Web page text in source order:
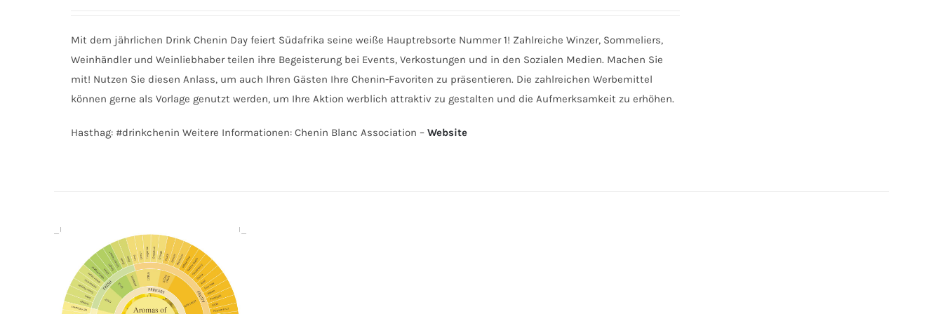
Mit dem jährlichen Drink Chenin Day feiert Südafrika seine weiße Hauptrebsorte Nummer 1! Zahlreiche Winzer, Sommeliers,
Weinhändler und Weinliebhaber teilen ihre Begeisterung bei Events, Verkostungen und in den Sozialen Medien. Machen Sie
mit! Nutzen Sie diesen Anlass, um auch Ihren Gästen Ihre Chenin-Favoriten zu präsentieren. Die zahlreichen Werbemittel
können gerne als Vorlage genutzt werden, um Ihre Aktion werblich attraktiv zu gestalten und die Aufmerksamkeit zu erhöhen.
Hasthag: #drinkchenin Weitere Informationen: Chenin Blanc Association – Website